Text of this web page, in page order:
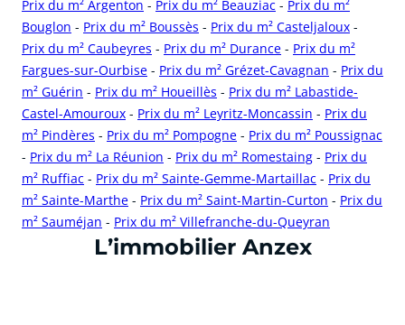
Prix du m² Argenton - Prix du m² Beauziac - Prix du m²
Bouglon - Prix du m² Boussès - Prix du m² Casteljaloux -
Prix du m² Caubeyres - Prix du m² Durance - Prix du m²
Fargues-sur-Ourbise - Prix du m² Grézet-Cavagnan - Prix du
m² Guérin - Prix du m² Houeillès - Prix du m² Labastide-
Castel-Amouroux - Prix du m² Leyritz-Moncassin - Prix du
m² Pindères - Prix du m² Pompogne - Prix du m² Poussignac
- Prix du m² La Réunion - Prix du m² Romestaing - Prix du
m² Ruffiac - Prix du m² Sainte-Gemme-Martaillac - Prix du
m² Sainte-Marthe - Prix du m² Saint-Martin-Curton - Prix du
m² Sauméjan - Prix du m² Villefranche-du-Queyran
cliquer pour afficher plus du text
L’immobilier Anzex